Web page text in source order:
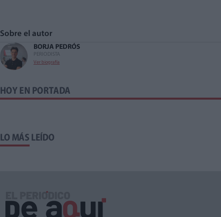
Sobre el autor
BORJA PEDRÓS
PERIODISTA
Ver biografía
HOY EN PORTADA
LO MÁS LEÍDO